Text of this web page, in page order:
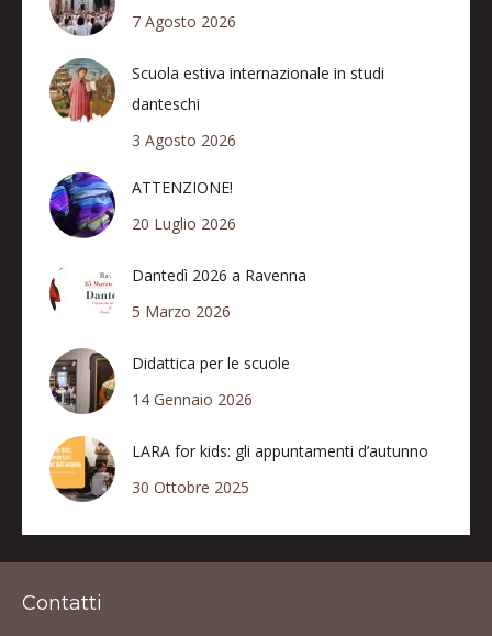
7 Agosto 2026
Scuola estiva internazionale in studi
danteschi
3 Agosto 2026
ATTENZIONE!
20 Luglio 2026
Dantedì 2026 a Ravenna
5 Marzo 2026
Didattica per le scuole
14 Gennaio 2026
LARA for kids: gli appuntamenti d’autunno
30 Ottobre 2025
Contatti